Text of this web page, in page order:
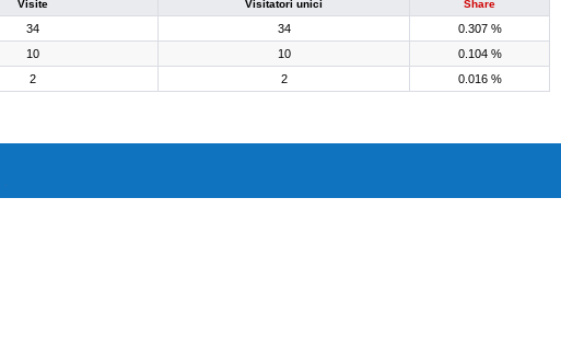
Visite Visitatori unici Share
34 34
0.307 %
10 10
0.104 %
2 2 0.016 %